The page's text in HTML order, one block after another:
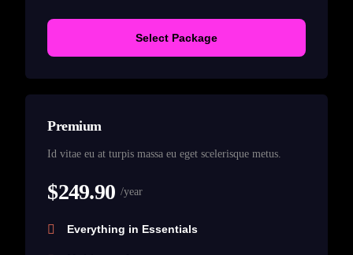
Select Package
Premium
Id vitae eu at turpis massa eu eget scelerisque metus.
$249.90 /year
Everything in Essentials